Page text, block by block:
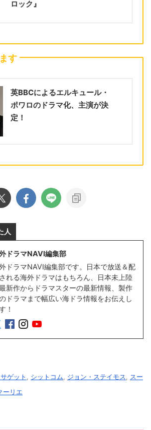
ロック』
す
英BBCによるエルキュール・
ポワロのドラマ化、主演が決
定！
人
ドラマNAVI編集部
ドラマNAVI編集部です。日本で放送＆配
れる海外ドラマはもちろん、日本未上陸
新作からドラマスターの最新情報、製作
ドラマまで幅広い海ドラ情報をお伝えし
！
ゲット シットコム ジョン・ステイモス
スー
ーリエ